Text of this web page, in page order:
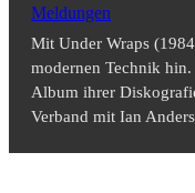
Meldungen
Mit Under Wraps
modernen Technik
Album ihrer
Verband mit Ian